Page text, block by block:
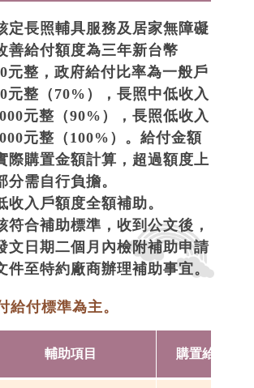
定長照輔具服務及居家無障礙
善給付額度為三年新台幣
元整，政府給付比率為一般戶
元整（70%），長照中低收入
元整（90%），長照低收入
元整（100%）。給付金額
際購置金額計算，超過額度上
分需自行負擔。
收入戶額度全額補助。
符合補助標準，收到公文後，
文日期二個月內檢附補助申請
件至特約廠商辦理補助事宜。
給付標準為主。
輔助項目 購置給付上限